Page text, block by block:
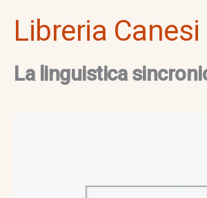
Libreria Canesi
La linguistica